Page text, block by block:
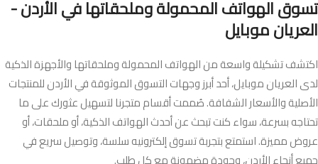
تسوق الهواتف المحمولة وملحقاتها في الأردن -
العريان موبايل
اكتشف تشكيلة واسعة من الهواتف المحمولة وملحقاتها والأجهزة الذكية
لدى العريان موبايل، أحد أبرز وجهات التسوق الموثوقة في الأردن للمنتجات
الأصلية والأسعار الشفافة. صُممت أقسام متجرنا لتسهيل عثورك على ما
تحتاجه بسرعة، سواء كنت تبحث عن أحدث الهواتف الذكية، أو ملحقات، أو
عروض مميزة. استمتع بتجربة تسوق إلكترونيه سلسة، وتوصيل سريع في